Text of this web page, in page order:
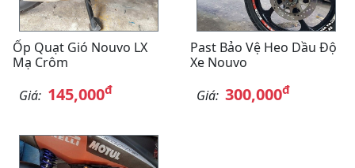
Ốp Quạt Gió Nouvo LX
Mạ Crôm
Giá: 145,000đ
Past Bảo Vệ Heo Dầu Độ
Xe Nouvo
Giá: 300,000đ